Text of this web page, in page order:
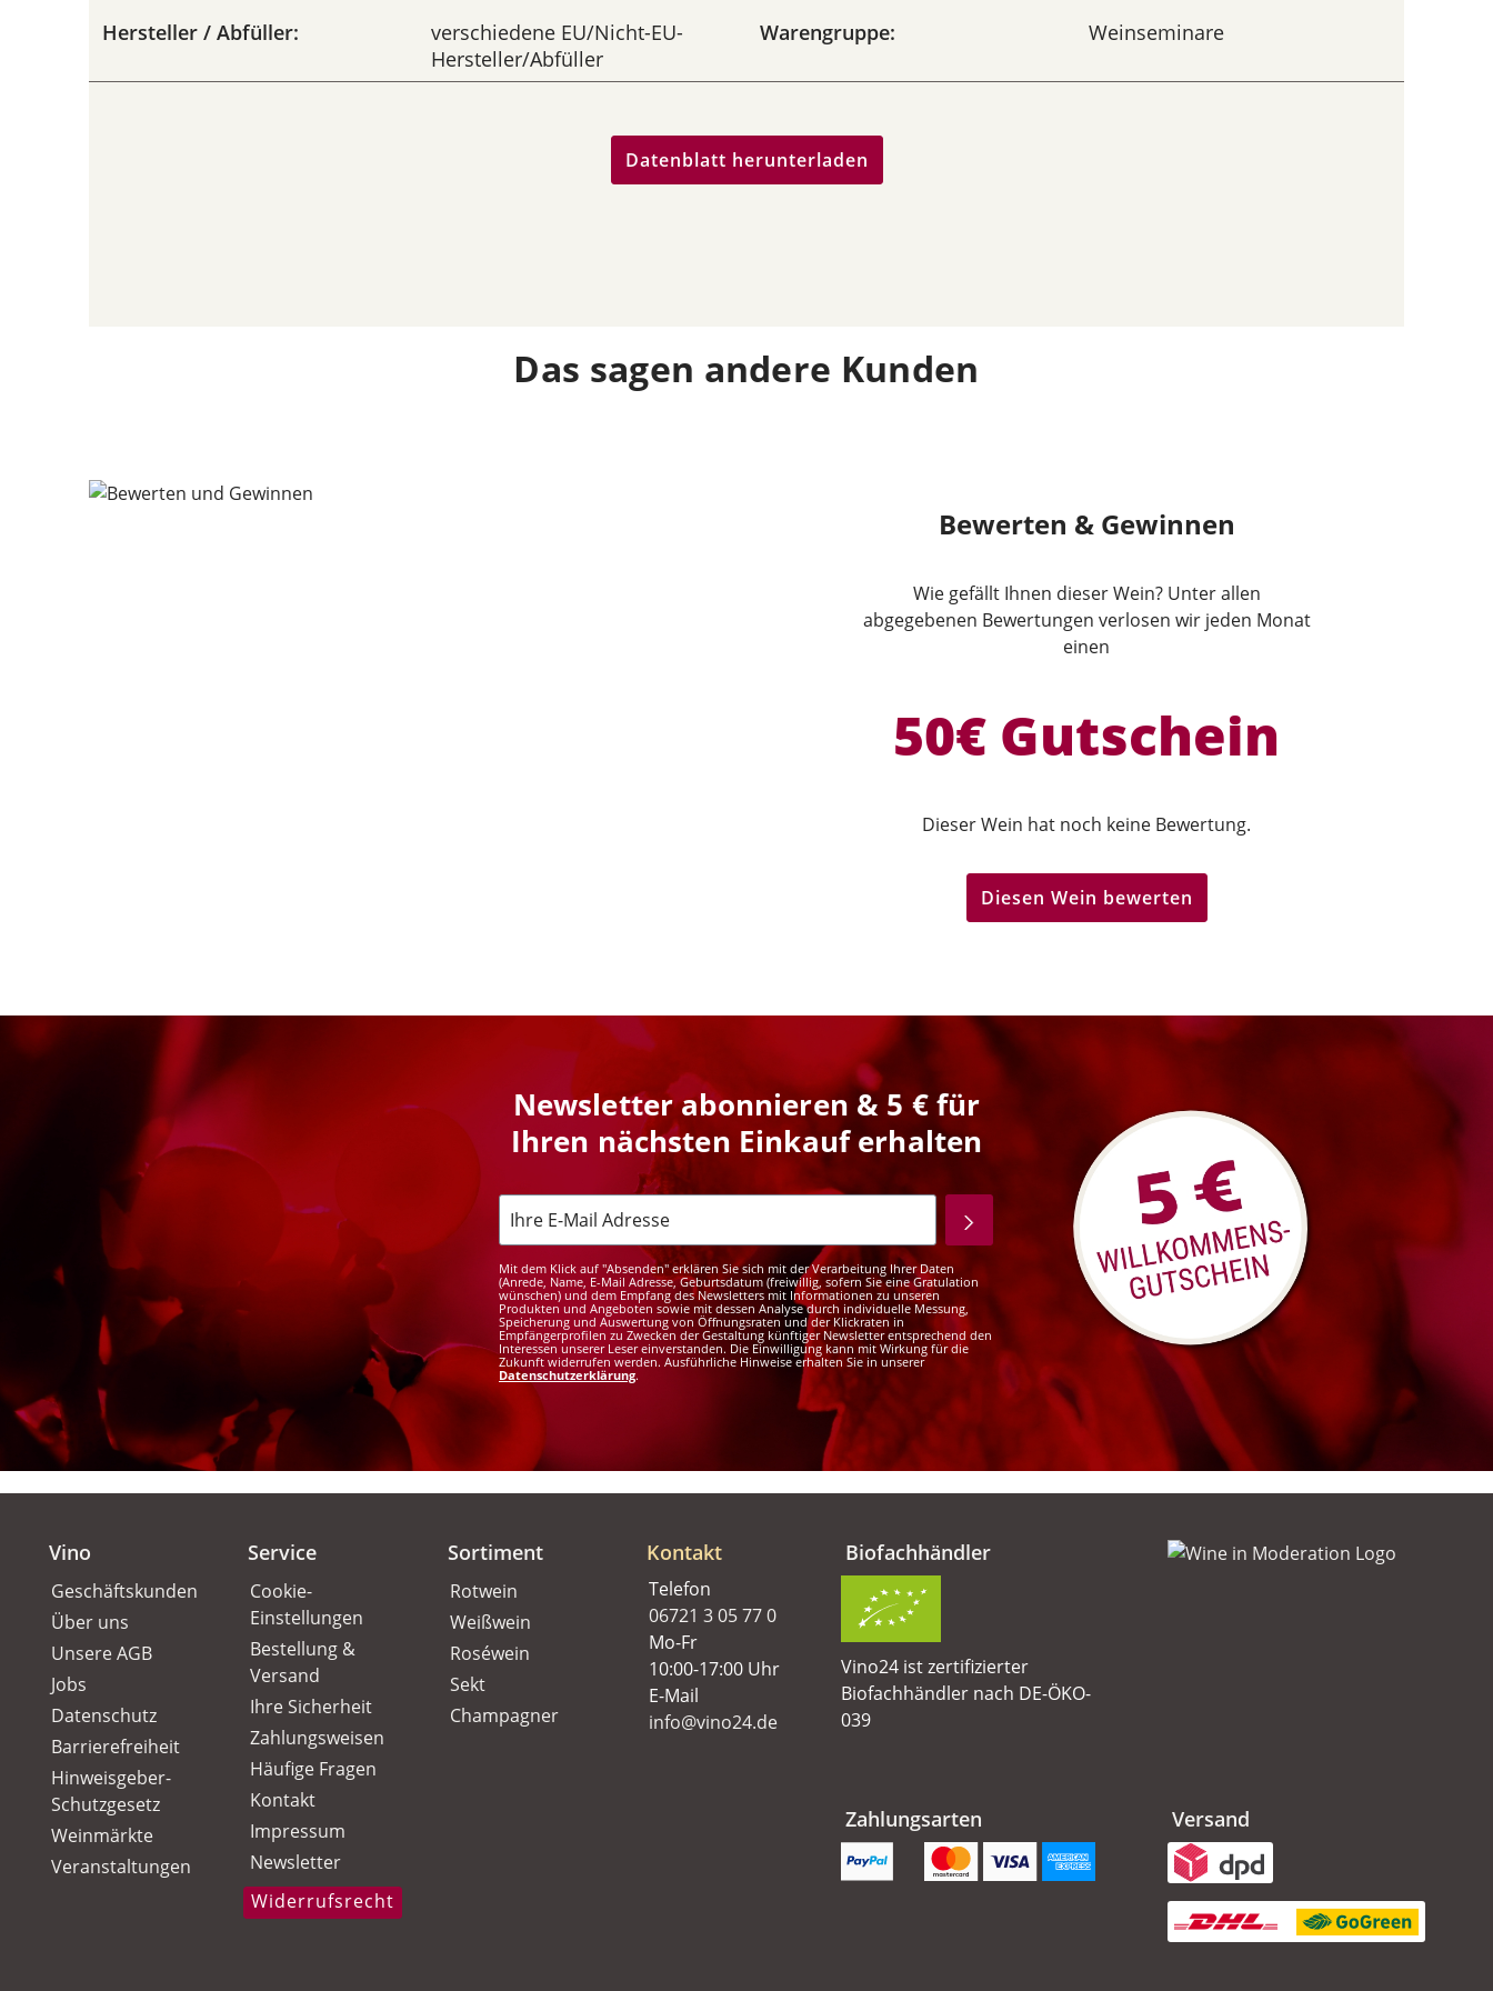
Hersteller / Abfüller:
verschiedene EU/Nicht-EU-
Hersteller/Abfüller
Warengruppe: Weinseminare
Datenblatt herunterladen
Das sagen andere Kunden
Bewerten & Gewinnen
Wie gefällt Ihnen dieser Wein? Unter allen
abgegebenen Bewertungen verlosen wir jeden Monat
einen
50€ Gutschein
Dieser Wein hat noch keine Bewertung.
Diesen Wein bewerten
Newsletter abonnieren & 5 € für
Ihren nächsten Einkauf erhalten
Mit dem Klick auf "Absenden" erklären Sie sich mit der Verarbeitung Ihrer Daten
(Anrede, Name, E-Mail Adresse, Geburtsdatum (freiwillig, sofern Sie eine Gratulation
wünschen) und dem Empfang des Newsletters mit Informationen zu unseren
Produkten und Angeboten sowie mit dessen Analyse durch individuelle Messung,
Speicherung und Auswertung von Öffnungsraten und der Klickraten in
Empfängerprofilen zu Zwecken der Gestaltung künftiger Newsletter entsprechend den
Interessen unserer Leser einverstanden. Die Einwilligung kann mit Wirkung für die
Zukunft widerrufen werden. Ausführliche Hinweise erhalten Sie in unserer
Datenschutzerklärung.
Vino
Geschäftskunden
Über uns
Unsere AGB
Jobs
Datenschutz
Barrierefreiheit
Hinweisgeber-
Schutzgesetz
Weinmärkte
Veranstaltungen
Service
Cookie-
Einstellungen
Bestellung &
Versand
Ihre Sicherheit
Zahlungsweisen
Häufige Fragen
Kontakt
Impressum
Newsletter
Widerrufsrecht
Sortiment
Rotwein
Weißwein
Roséwein
Sekt
Champagner
Kontakt
Telefon
06721 3 05 77 0
Mo-Fr
10:00-17:00 Uhr
E-Mail
info@vino24.de
Biofachhändler
Vino24 ist zertifizierter
Biofachhändler nach DE-ÖKO-
039
Zahlungsarten Versand